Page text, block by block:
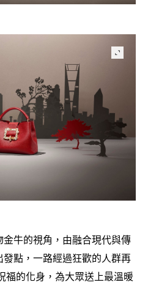
牛的視角 ， 由融合現代與傳
發點 ， 一路經過狂歡的人群再
福的化身 ， 為大眾送上最溫暖